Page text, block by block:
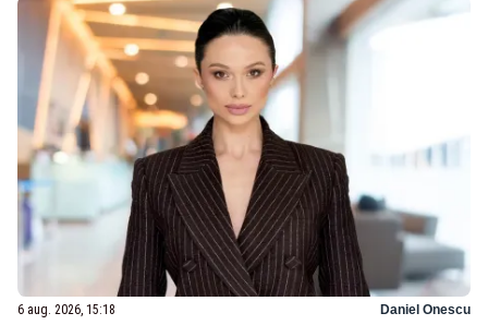
6 aug. 2026, 15:18 Daniel Onescu